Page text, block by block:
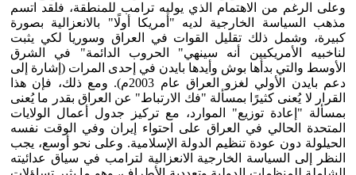
وعلى الرغم من الاهتمام الذي يوليه ترامب للمنطقة، فلقد اتسم
مذهب السياسة الخارجية لديه "أمريكا أولًا" بالانعزالية بصورة
كبيرة، وشمل ذلك تقليل القوات في العراق وسوريا لكي يثبت
لناخبيه الأمريكيين أنه سينهي" الحروب الدائمة" في الشرق
الأوسط والتي بدأها بوش وأيدها بايدن في إحدى المرات (إشارة إلى
دعم بايدن الأولي لغزو العراق عام 2003م). ومع ذلك، فإن هذا
القرار لا يُعنى كثيرًا بمسألة "فك الارتباط" عن العراق بقدر ما يُعنى
بمسألة "إعادة توزيع" الموارد، مع تركيز جدول أعمال الولايات
المتحدة الحالي في العراق على احتواء إيران وفي الوقت نفسه
الحيلولة دون عودة تنظيم الدولة الإسلامية. وعلى نحو أوسع، يجب
النظر إلى السياسة الخارجية الانعزالية لترامب في سياق عدائيته